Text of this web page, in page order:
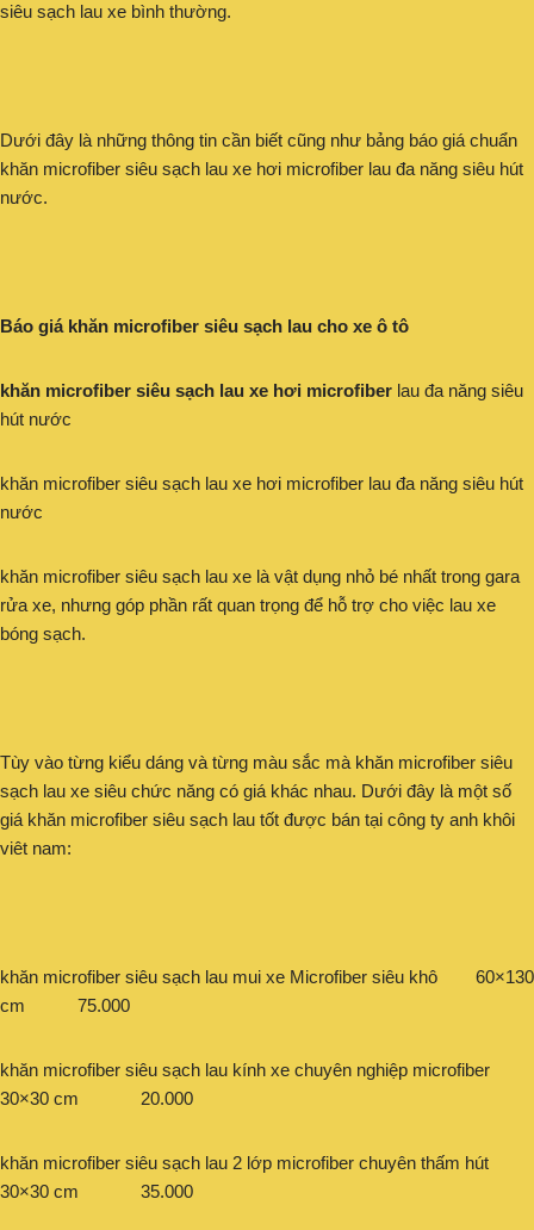
siêu sạch lau xe bình thường.
Dưới đây là những thông tin cần biết cũng như bảng báo giá chuẩn
khăn microfiber siêu sạch lau xe hơi microfiber lau đa năng siêu hút
nước.
Báo giá khăn microfiber siêu sạch lau cho xe ô tô
khăn microfiber siêu sạch lau xe hơi microfiber lau đa năng siêu
hút nước
khăn microfiber siêu sạch lau xe hơi microfiber lau đa năng siêu hút
nước
khăn microfiber siêu sạch lau xe là vật dụng nhỏ bé nhất trong gara
rửa xe, nhưng góp phần rất quan trọng để hỗ trợ cho việc lau xe
bóng sạch.
Tùy vào từng kiểu dáng và từng màu sắc mà khăn microfiber siêu
sạch lau xe siêu chức năng có giá khác nhau. Dưới đây là một số
giá khăn microfiber siêu sạch lau tốt được bán tại công ty anh khôi
viêt nam:
khăn microfiber siêu sạch lau mui xe Microfiber siêu khô 60×130
cm 75.000
khăn microfiber siêu sạch lau kính xe chuyên nghiệp microfiber
30×30 cm 20.000
khăn microfiber siêu sạch lau 2 lớp microfiber chuyên thấm hút
30×30 cm 35.000